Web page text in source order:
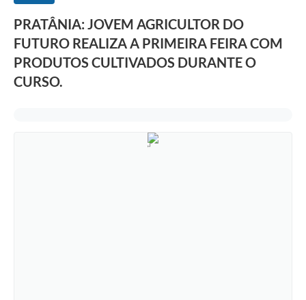
PRATÂNIA: JOVEM AGRICULTOR DO
FUTURO REALIZA A PRIMEIRA FEIRA COM
PRODUTOS CULTIVADOS DURANTE O
CURSO.